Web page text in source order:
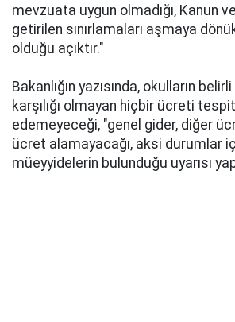
mevzuata uygun olmadığı, Kanun
getirilen sınırlamaları aşmaya
olduğu açıktır."
Bakanlığın yazısında, okulların
karşılığı olmayan hiçbir ücreti
edemeyeceği, "genel gider, diğer
ücret alamayacağı, aksi durumlar
müeyyidelerin bulunduğu uyarısı